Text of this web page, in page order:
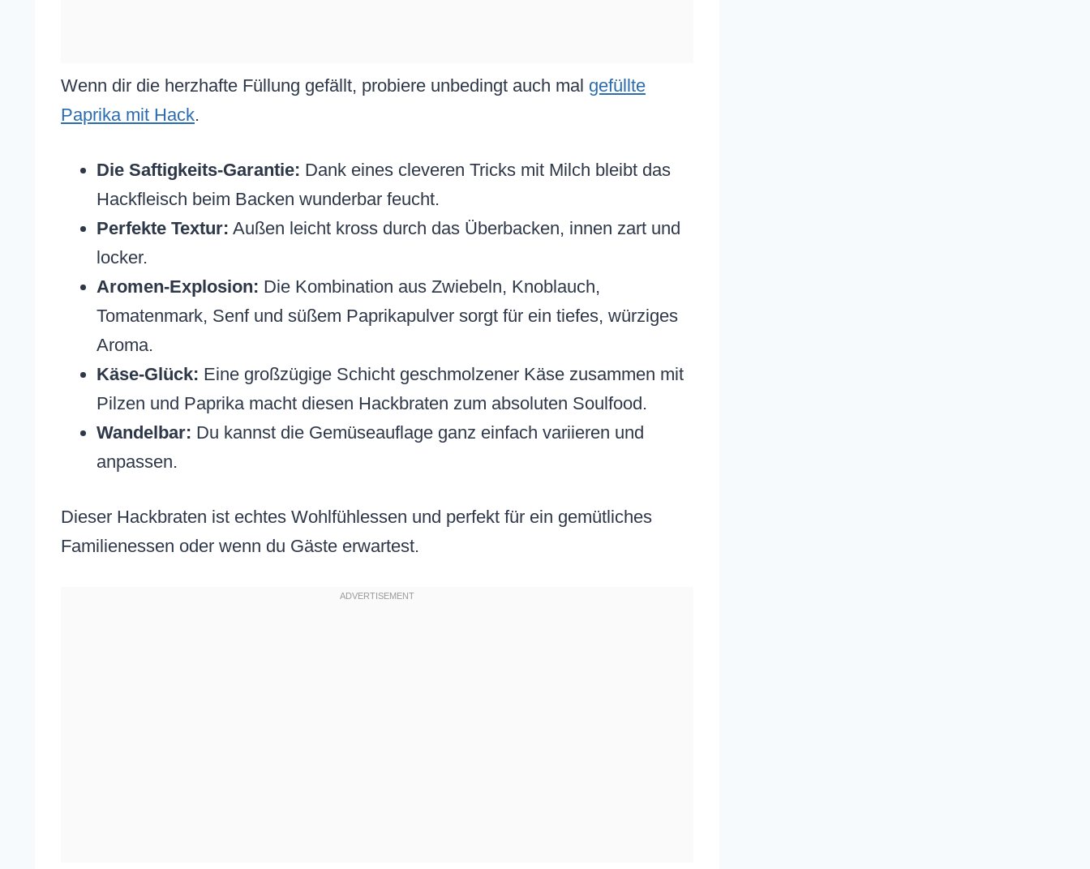
Wenn dir die herzhafte Füllung gefällt, probiere unbedingt auch mal gefüllte
Paprika mit Hack.
Die Saftigkeits-Garantie: Dank eines cleveren Tricks mit Milch bleibt das
Hackfleisch beim Backen wunderbar feucht.
Perfekte Textur: Außen leicht kross durch das Überbacken, innen zart und
locker.
Aromen-Explosion: Die Kombination aus Zwiebeln, Knoblauch,
Tomatenmark, Senf und süßem Paprikapulver sorgt für ein tiefes, würziges
Aroma.
Käse-Glück: Eine großzügige Schicht geschmolzener Käse zusammen mit
Pilzen und Paprika macht diesen Hackbraten zum absoluten Soulfood.
Wandelbar: Du kannst die Gemüseauflage ganz einfach variieren und
anpassen.
Dieser Hackbraten ist echtes Wohlfühlessen und perfekt für ein gemütliches
Familienessen oder wenn du Gäste erwartest.